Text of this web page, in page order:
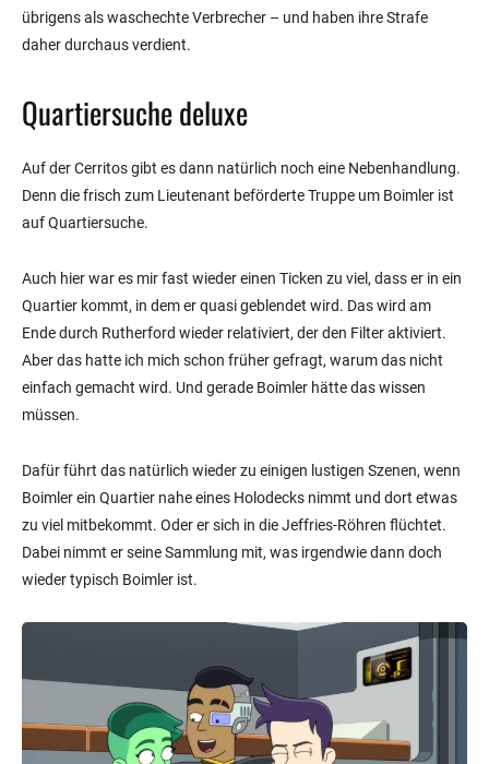
übrigens als waschechte Verbrecher – und haben ihre Strafe
daher durchaus verdient.
Quartiersuche deluxe
Auf der Cerritos gibt es dann natürlich noch eine Nebenhandlung.
Denn die frisch zum Lieutenant beförderte Truppe um Boimler ist
auf Quartiersuche.
Auch hier war es mir fast wieder einen Ticken zu viel, dass er in ein
Quartier kommt, in dem er quasi geblendet wird. Das wird am
Ende durch Rutherford wieder relativiert, der den Filter aktiviert.
Aber das hatte ich mich schon früher gefragt, warum das nicht
einfach gemacht wird. Und gerade Boimler hätte das wissen
müssen.
Dafür führt das natürlich wieder zu einigen lustigen Szenen, wenn
Boimler ein Quartier nahe eines Holodecks nimmt und dort etwas
zu viel mitbekommt. Oder er sich in die Jeffries-Röhren flüchtet.
Dabei nimmt er seine Sammlung mit, was irgendwie dann doch
wieder typisch Boimler ist.